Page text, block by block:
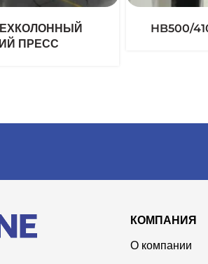
ПРЕСС
HB500/
КОМПАНИЯ
О компании